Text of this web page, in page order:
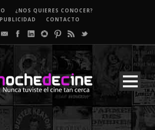
¿NOS QUIERES CONOCER?
PUBLICIDAD
CONTACTO